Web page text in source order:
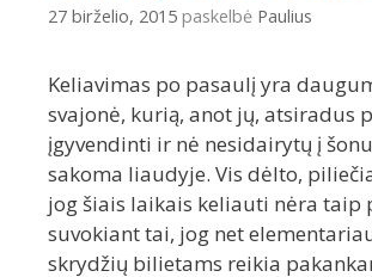
27 birželio, 2015 paskelbė Paulius
Keliavimas po pasaulį yra
svajonė, kurią, anot jų, atsiradus
įgyvendinti ir nė nesidairytų į
sakoma liaudyje. Vis dėlto,
jog šiais laikais keliauti nėra taip
suvokiant tai, jog net
skrydžių bilietams reikia